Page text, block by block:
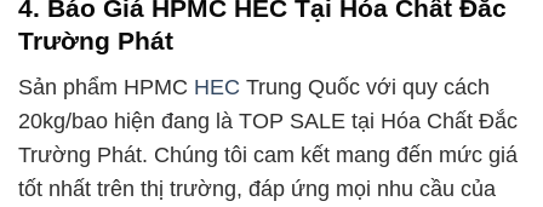
4. Báo Giá HPMC HEC Tại Hóa Chất Đắc
Trường Phát
Sản phẩm HPMC HEC Trung Quốc với quy cách
20kg/bao hiện đang là TOP SALE tại Hóa Chất Đắc
Trường Phát. Chúng tôi cam kết mang đến mức giá
tốt nhất trên thị trường, đáp ứng mọi nhu cầu của